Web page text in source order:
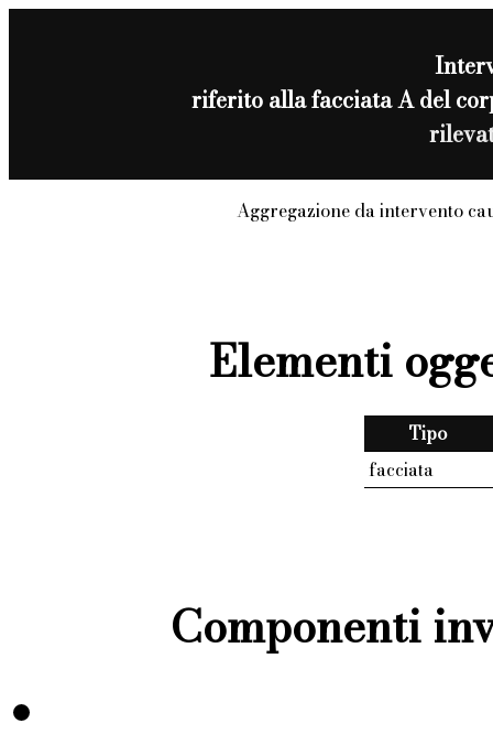
riferito alla facciata A del
Aggregazione da intervento
Elementi
Tipo
facciata
Componenti